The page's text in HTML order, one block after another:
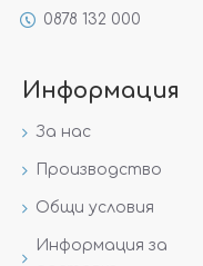
0878 132 000
Информация
За нас
Производство
Общи условия
Информация за